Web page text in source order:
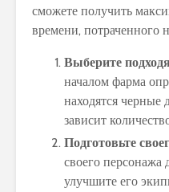
сможете получить
времени, потраченного
Выберите
началом фарма
находятся черные
зависит
Подготовьте
своего персонажа
улучшите его